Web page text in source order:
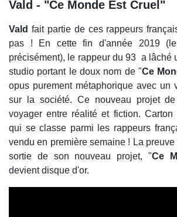
Vald - "Ce Monde Est Cruel"
Vald fait partie de ces rappeurs
pas ! En cette fin d'année 2019
précisément), le rappeur du 93 a lâché
studio portant le doux nom de "Ce
opus purement métaphorique avec un
sur la société. Ce nouveau projet de
voyager entre réalité et fiction.
qui se classe parmi les rappeurs
vendu en première semaine ! La
sortie de son nouveau projet, "Ce
devient disque d'or.